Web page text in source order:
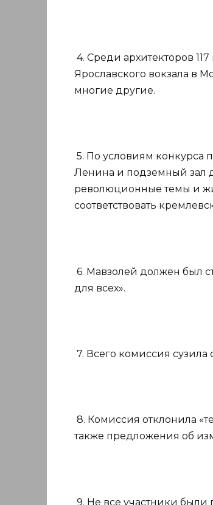
4. Среди архитекторов
Ярославского вокзала в
многие другие.
5. По условиям конкурса
Ленина и подземный зал
революционные темы и
соответствовать
6. Мавзолей должен был
для всех».
7. Всего комиссия
8. Комиссия отклонила
также предложения об
9. Не все участники